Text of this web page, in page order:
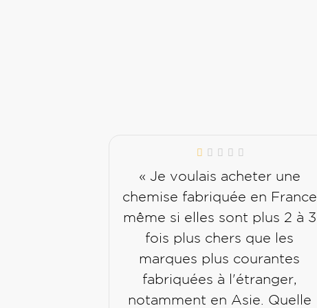
« Je voulais acheter une
chemise fabriquée en France
même si elles sont plus 2 à 3
fois plus chers que les
marques plus courantes
fabriquées à l'étranger,
notamment en Asie. Quelle